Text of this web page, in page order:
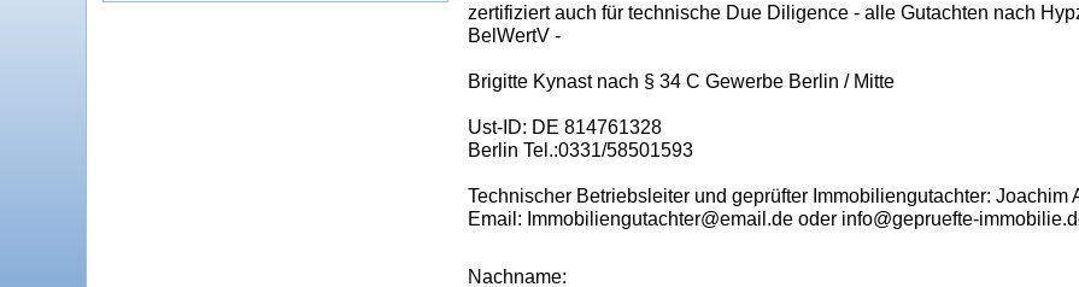
zertifiziert auch für technische Due Diligence - alle Gutachten nach
BelWertV -
Brigitte Kynast nach § 34 C Gewerbe Berlin / Mitte
Ust-ID: DE 814761328
Berlin Tel.:0331/58501593
Technischer Betriebsleiter und geprüfter Immobiliengutachter: Joachim
Email: Immobiliengutachter@email.de oder info@gepruefte-
Nachname: